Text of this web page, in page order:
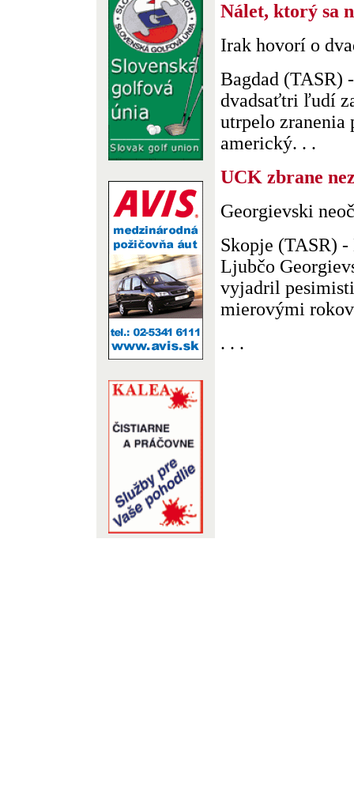
Nálet, ktorý sa
Irak hovorí o
Bagdad (TASR)
dvadsaťtri ľudí
utrpelo zranenia
americký. . .
UCK zbrane
Georgievski
Skopje (TASR)
Ljubčo
vyjadril
mierovými
. . .